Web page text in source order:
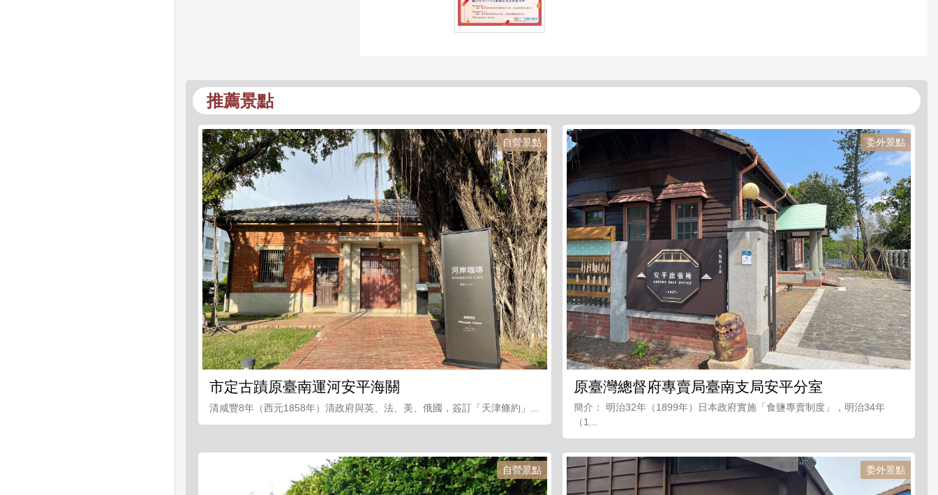
推薦景點
自營景點
市定古蹟原臺南運河安平海關
清咸豐8年（西元1858年）清政府與英、法、美、俄國，簽訂「天津條約」...
委外景點
原臺灣總督府專賣局臺南支局安平分室
簡介： 明治32年（1899年）日本政府實施「食鹽專賣制度」，明治34年
（1...
自營景點 委外景點